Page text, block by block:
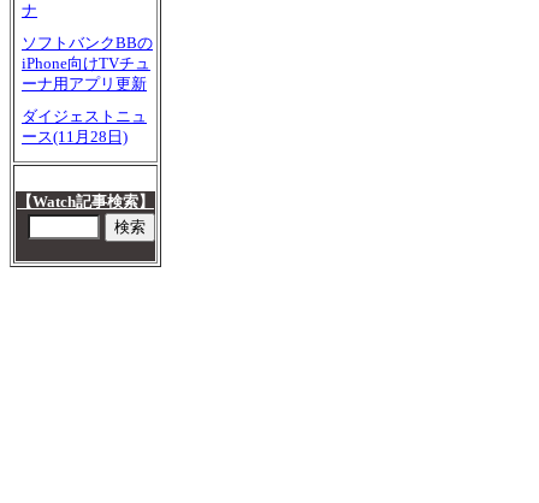
ナ
ソフトバンクBBの
iPhone向けTVチュ
ーナ用アプリ更新
ダイジェストニュ
ース(11月28日)
【Watch記事検索】